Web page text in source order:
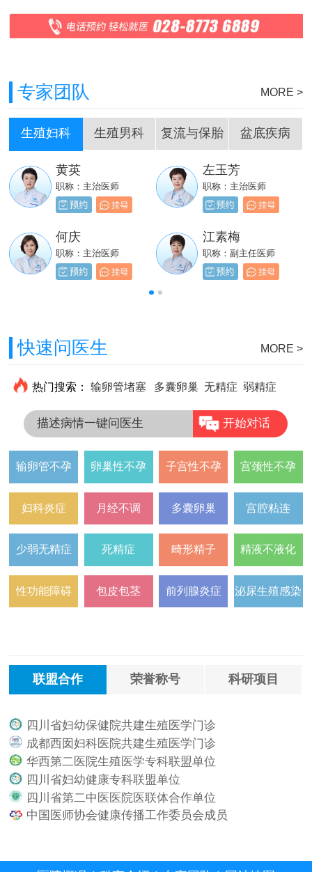
专家团队 MORE >
生殖妇科 生殖男科 复流与保胎 盆底疾病
黄英
职称：主治医师
左玉芳
职称：主治医师
何庆
职称：主治医师
江素梅
职称：副主任医师
刘嵩
职称：主治医师
岳成堂
职称：主治医师
贺必新
职称：主治医师
邓天财
职称：主治医师
快速问医生 MORE >
热门搜索： 输卵管堵塞 多囊卵巢 无精症 弱精症
描述病情一键问医生 开始对话
输卵管不孕 卵巢性不孕 子宫性不孕 宫颈性不孕
妇科炎症 月经不调 多囊卵巢 宫腔粘连
少弱无精症 死精症 畸形精子 精液不液化
性功能障碍 包皮包茎 前列腺炎症 泌尿生殖感染
联盟合作 荣誉称号 科研项目
四川省妇幼保健院共建生殖医学门诊
成都西囡妇科医院共建生殖医学门诊
华西第二医院生殖医学专科联盟单位
四川省妇幼健康专科联盟单位
四川省第二中医医院医联体合作单位
中国医师协会健康传播工作委员会成员